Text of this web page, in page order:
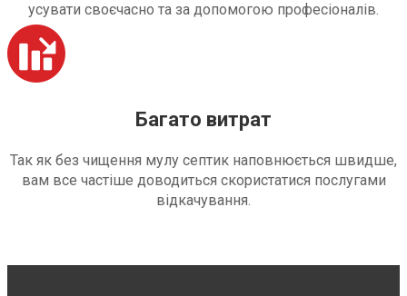
усувати своєчасно та за допомогою професіоналів.
Багато витрат
Так як без чищення мулу септик наповнюється швидше,
вам все частіше доводиться скористатися послугами
відкачування.